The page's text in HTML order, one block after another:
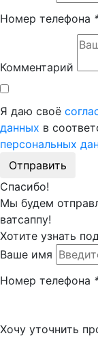
Номер телефона
Комментарий
Я даю своё
данных в
персональных
Отправить
Спасибо!
Мы будем
ватсаппу!
Хотите узнать
Ваше имя
Номер телефона
Хочу уточнить